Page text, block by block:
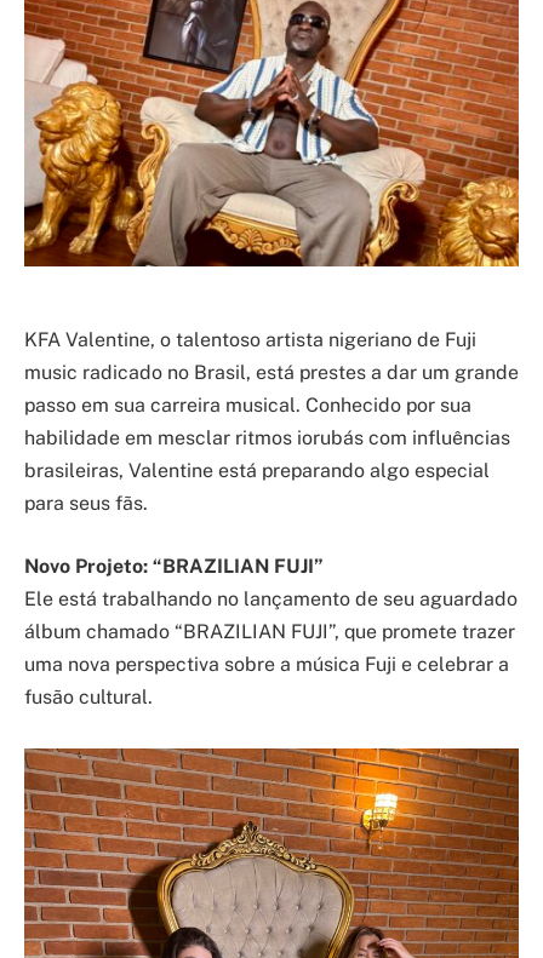
KFA Valentine, o talentoso artista nigeriano de Fuji
music radicado no Brasil, está prestes a dar um grande
passo em sua carreira musical. Conhecido por sua
habilidade em mesclar ritmos iorubás com influências
brasileiras, Valentine está preparando algo especial
para seus fãs.
Novo Projeto: “BRAZILIAN FUJI”
Ele está trabalhando no lançamento de seu aguardado
álbum chamado “BRAZILIAN FUJI”, que promete trazer
uma nova perspectiva sobre a música Fuji e celebrar a
fusão cultural.